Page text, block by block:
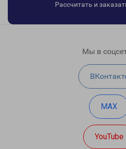
Рассчитать и
Мы в
MAX
YouTube